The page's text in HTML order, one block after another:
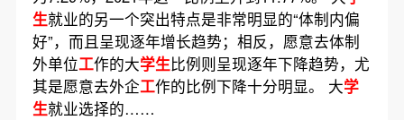
生就业的另一个突出特点是非常明显的“体制内偏
好”，而且呈现逐年增长趋势；相反，愿意去体制
外单位工作的大学生比例则呈现逐年下降趋势，尤
其是愿意去外企工作的比例下降十分明显。 大学
生就业选择的……